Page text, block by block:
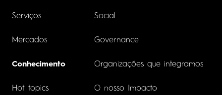
Serviços
Mercados
Conhecimento
Hot topics
Social
Governance
Organizações que integramos
O nosso Impacto